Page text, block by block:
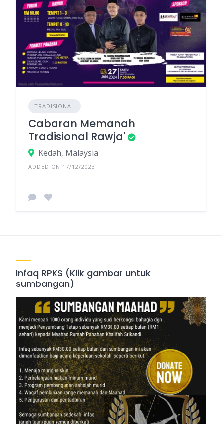
TRADISIONAL
Cabaran Memanah
Tradisional Rawja'
Kedah, Malaysia
ADDED ON 17/12/2023
Infaq RPKS (Klik gambar untuk
sumbangan)